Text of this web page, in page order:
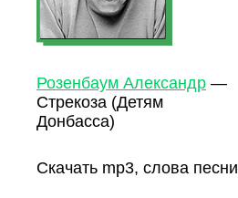
Розенбаум Александр —
Стрекоза (Детям
Донбасса)
Скачать mp3, слова песни